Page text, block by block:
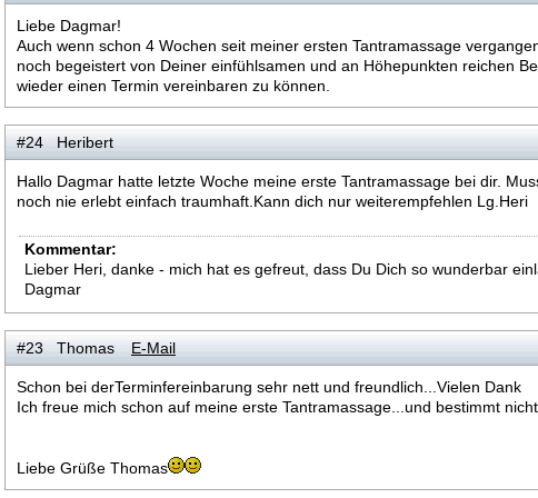
Liebe Dagmar!
Auch wenn schon 4 Wochen seit meiner ersten Tantramassage
noch begeistert von Deiner einfühlsamen und an Höhepunkten reichen
wieder einen Termin vereinbaren zu können.
#24 Heribert
Hallo Dagmar hatte letzte Woche meine erste Tantramassage bei dir.
noch nie erlebt einfach traumhaft.Kann dich nur weiterempfehlen Lg.Heri
Kommentar:
Lieber Heri, danke - mich hat es gefreut, dass Du Dich so wunderbar
Dagmar
#23 Thomas E-Mail
Schon bei derTerminfereinbarung sehr nett und freundlich...Vielen Dank
Ich freue mich schon auf meine erste Tantramassage...und bestimmt
Liebe Grüße Thomas